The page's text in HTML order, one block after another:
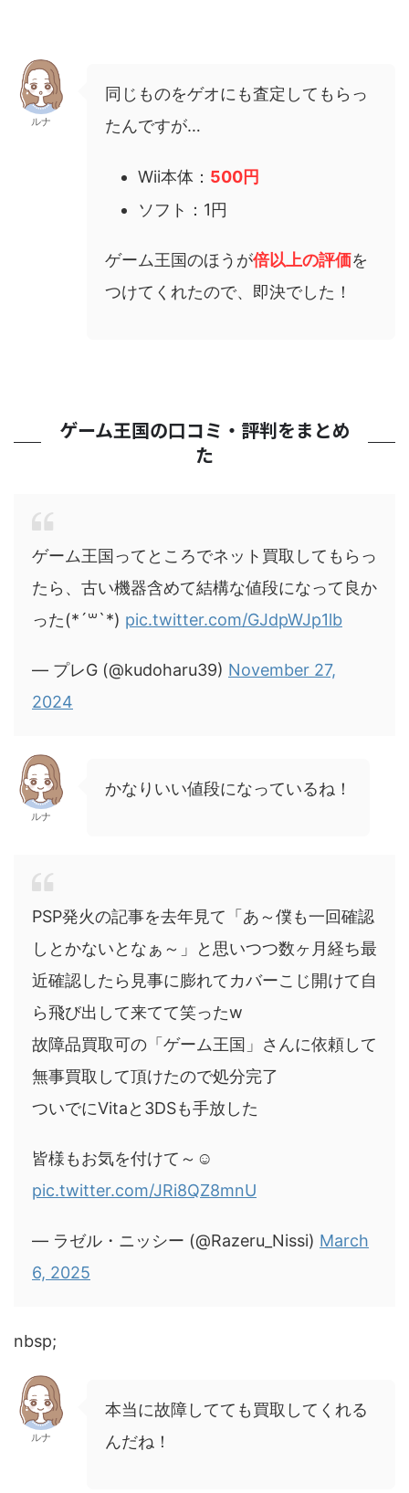
ルナ
同じものをゲオにも査定してもらっ
たんですが…
Wii本体： 500円
ソフト：1円
ゲーム王国のほうが倍以上の評価を
つけてくれたので、即決でした！
ゲーム王国の口コミ・評判をまとめ
た
ゲーム王国ってところでネット買取してもらっ
たら、古い機器含めて結構な値段になって良か
った(*´꒳`*) pic.twitter.com/GJdpWJp1lb
— プレG (@kudoharu39) November 27,
2024
ルナ
かなりいい値段になっているね！
PSP発火の記事を去年見て「あ～僕も一回確認
しとかないとなぁ～」と思いつつ数ヶ月経ち最
近確認したら見事に膨れてカバーこじ開けて自
ら飛び出して来てて笑ったw
故障品買取可の「ゲーム王国」さんに依頼して
無事買取して頂けたので処分完了
ついでにVitaと3DSも手放した
皆様もお気を付けて～☺️
pic.twitter.com/JRi8QZ8mnU
— ラゼル・ニッシー (@Razeru_Nissi) March
6, 2025
nbsp;
ルナ
本当に故障してても買取してくれる
んだね！